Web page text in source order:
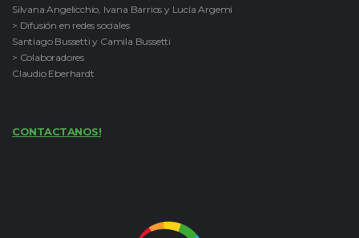
Silvana Angelicchio, Ivana Barrios y Lucía Argemi
> Difusión en redes sociales
Santiago Bussetti y Camila Bussetti
> Colaboradores
Claudio Eberhardt
CONTACTANOS!